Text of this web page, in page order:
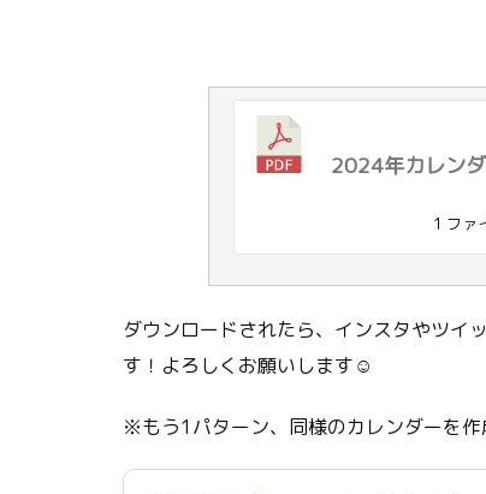
2024年カレン
1 ファ
ダウンロードされたら、インスタやツイ
す！よろしくお願いします☺
※もう1パターン、同様のカレンダーを作